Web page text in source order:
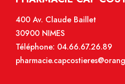
400 Av. Claude Baillet
30900 NIMES
Téléphone: 04.66.67.26.89